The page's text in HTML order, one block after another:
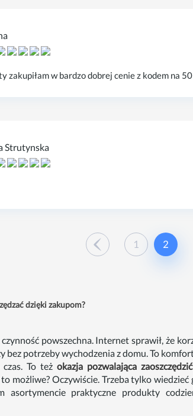
zakupiłam w bardzo dobrej cenie z kodem na
Strutynska
1 2
dzięki zakupom?
powszechna. Internet sprawił, że
bez potrzeby wychodzenia z domu. To
To też okazja pozwalająca
możliwe? Oczywiście. Trzeba tylko
asortymencie praktyczne produkty